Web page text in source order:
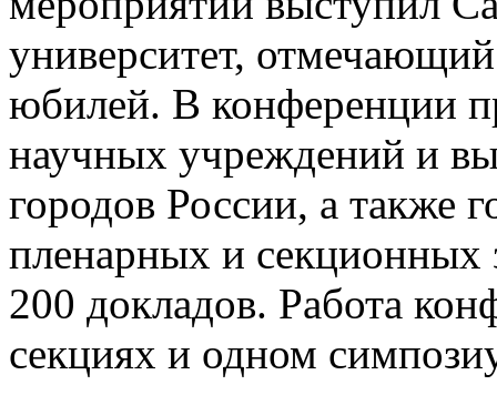
университет,
юбилей. В конференции
научных учреждений и
городов России, а также
пленарных и секционных
200 докладов. Работа
секциях и одном